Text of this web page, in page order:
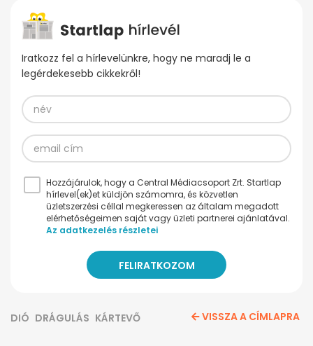
Iratkozz fel a hírlevelünkre, hogy ne maradj le a
legérdekesebb cikkekről!
Hozzájárulok, hogy a Central Médiacsoport Zrt. Startlap
hírlevel(ek)et küldjön számomra, és közvetlen
üzletszerzési céllal megkeressen az általam megadott
elérhetőségeimen saját vagy üzleti partnerei ajánlatával.
Az adatkezelés részletei
DIÓ DRÁGULÁS KÁRTEVŐ VISSZA A CÍMLAPRA